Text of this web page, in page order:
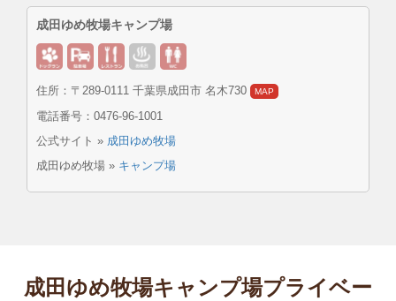
成田ゆめ牧場キャンプ場
住所： 〒289-0111 千葉県成田市 名木730 MAP
電話番号：0476-96-1001
公式サイト » 成田ゆめ牧場
成田ゆめ牧場 » キャンプ場
成田ゆめ牧場キャンプ場プライベー